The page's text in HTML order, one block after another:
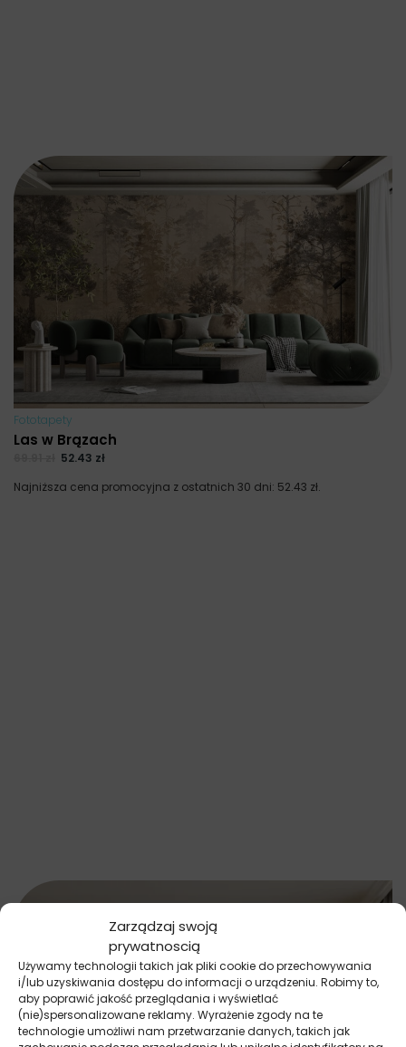
Zarządzaj swoją
prywatnoscią
Używamy technologii takich jak pliki cookie do przechowywania
i/lub uzyskiwania dostępu do informacji o urządzeniu. Robimy to,
aby poprawić jakość przeglądania i wyświetlać
(nie)spersonalizowane reklamy. Wyrażenie zgody na te
technologie umożliwi nam przetwarzanie danych, takich jak
Fototapety
Las w Brązach
52.43 zł
Najniższa cena promocyjna z ostatnich 30 dni: 52.43 zł.